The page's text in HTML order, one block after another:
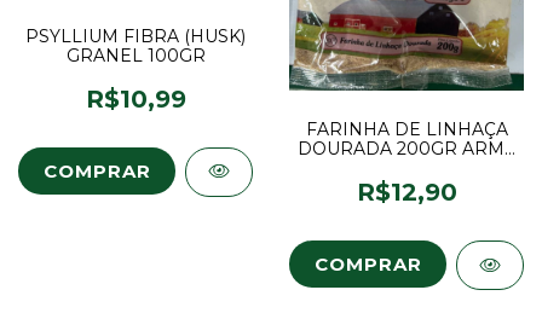
PSYLLIUM FIBRA (HUSK)
GRANEL 100GR
R$10,99
FARINHA DE LINHAÇA
DOURADA 200GR ARMA
R$12,90